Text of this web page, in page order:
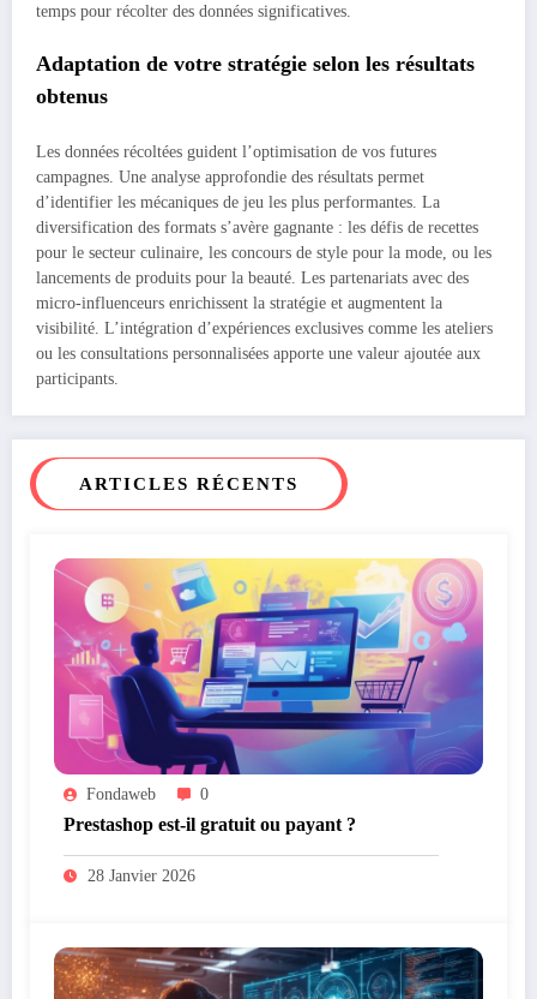
temps pour récolter des données significatives.
Adaptation de votre stratégie selon les résultats
obtenus
Les données récoltées guident l’optimisation de vos futures
campagnes. Une analyse approfondie des résultats permet
d’identifier les mécaniques de jeu les plus performantes. La
diversification des formats s’avère gagnante : les défis de recettes
pour le secteur culinaire, les concours de style pour la mode, ou les
lancements de produits pour la beauté. Les partenariats avec des
micro-influenceurs enrichissent la stratégie et augmentent la
visibilité. L’intégration d’expériences exclusives comme les ateliers
ou les consultations personnalisées apporte une valeur ajoutée aux
participants.
ARTICLES RÉCENTS
Fondaweb 0
Prestashop est-il gratuit ou payant ?
28 Janvier 2026